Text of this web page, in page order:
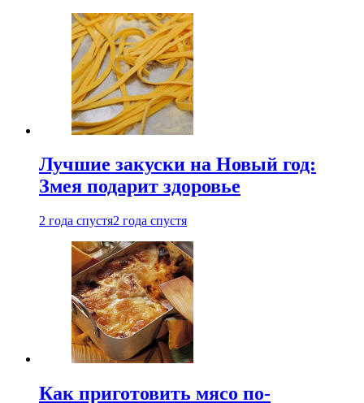
Лучшие закуски на Новый год:
Змея подарит здоровье
2 года спустя2 года спустя
Как приготовить мясо по-